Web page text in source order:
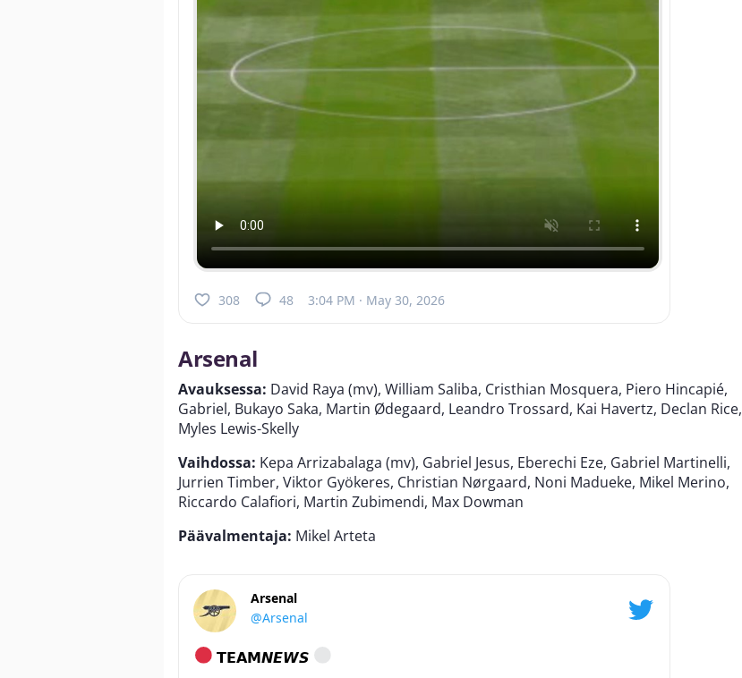
308 48 3:04 PM · May 30, 2026
Arsenal
Avauksessa: David Raya (mv), William Saliba, Cristhian Mosquera, Piero Hincapié,
Gabriel, Bukayo Saka, Martin Ødegaard, Leandro Trossard, Kai Havertz, Declan Rice,
Myles Lewis-Skelly
Vaihdossa: Kepa Arrizabalaga (mv), Gabriel Jesus, Eberechi Eze, Gabriel Martinelli,
Jurrien Timber, Viktor Gyökeres, Christian Nørgaard, Noni Madueke, Mikel Merino,
Riccardo Calafiori, Martin Zubimendi, Max Dowman
Päävalmentaja: Mikel Arteta
Arsenal
@Arsenal
𝗧𝗘𝗔𝗠𝙉𝙀𝙒𝙎